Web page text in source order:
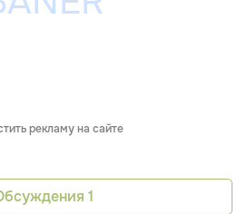
рекламу на сайте
1